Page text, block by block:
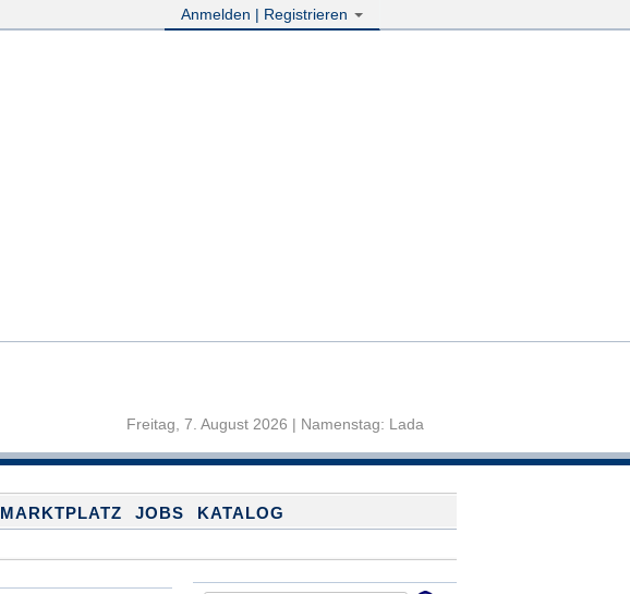
Anmelden | Registrieren
Freitag, 7. August 2026 | Namenstag: Lada
MARKTPLATZ JOBS
KATALOG